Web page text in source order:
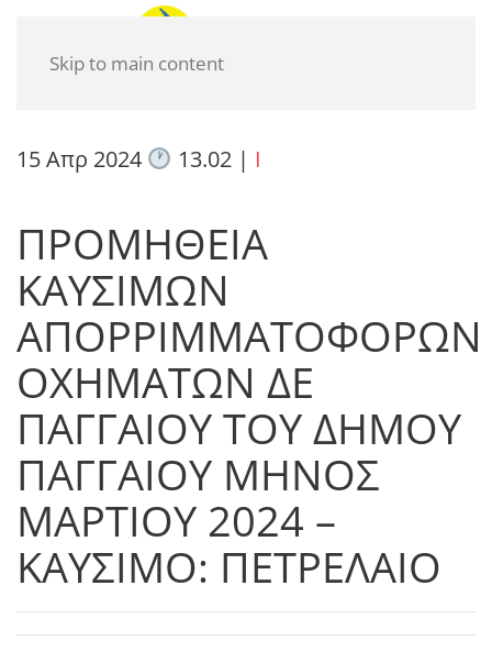
Skip to main content
15 Απρ 2024 13.02| I
ΠΡΟΜΗΘΕΙΑ
ΚΑΥΣΙΜΩΝ
ΑΠΟΡΡΙΜΜΑΤΟΦΟΡΩΝ
ΟΧΗΜΑΤΩΝ ΔΕ
ΠΑΓΓΑΙΟΥ ΤΟΥ ΔΗΜΟΥ
ΠΑΓΓΑΙΟΥ ΜΗΝΟΣ
ΜΑΡΤΙΟΥ 2024 –
ΚΑΥΣΙΜΟ: ΠΕΤΡΕΛΑΙΟ